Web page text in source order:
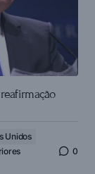
Unidos
0